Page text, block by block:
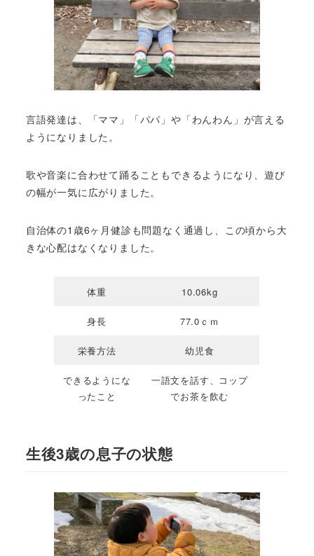
言語発達は、「ママ」「パパ」や「わんわん」が言える
ようになりました。
歌や音楽に合わせて踊ることもできるようになり、遊び
の幅が一気に広がりました。
自治体の1歳6ヶ月健診も問題なく通過し、この頃から大
きな心配はなくなりました。
体重 10.06kg
身長 77.0ｃｍ
栄養方法 幼児食
できるようにな
ったこと
一語文を話す、コップ
でお茶を飲む
生後3歳の息子の状態